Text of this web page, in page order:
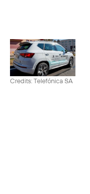
Credits: Telefónica SA